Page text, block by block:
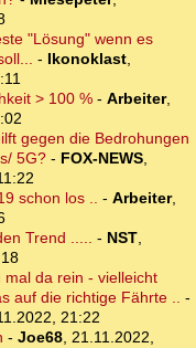
"Lösung" wenn es
- Ikonoklast,
> 100 %- Arbeiter,
gegen die Bedrohungen
5G? - FOX-NEWS,
schon los .. - Arbeiter,
Trend ..... - NST,
mal da rein - vielleicht
auf die richtige Fährte .. -
21:22
- Joe68, 21.11.2022,